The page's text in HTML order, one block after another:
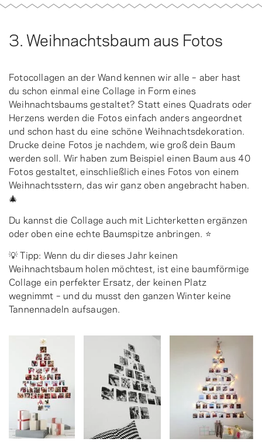
3. Weihnachtsbaum aus Fotos
Fotocollagen an der Wand kennen wir alle – aber hast
du schon einmal eine Collage in Form eines
Weihnachtsbaums gestaltet? Statt eines Quadrats oder
Herzens werden die Fotos einfach anders angeordnet
und schon hast du eine schöne Weihnachtsdekoration.
Drucke deine Fotos je nachdem, wie groß dein Baum
werden soll. Wir haben zum Beispiel einen Baum aus 40
Fotos gestaltet, einschließlich eines Fotos von einem
Weihnachtsstern, das wir ganz oben angebracht haben.
🎄
Du kannst die Collage auch mit Lichterketten ergänzen
oder oben eine echte Baumspitze anbringen. ⭐️
💡 Tipp: Wenn du dir dieses Jahr keinen
Weihnachtsbaum holen möchtest, ist eine baumförmige
Collage ein perfekter Ersatz, der keinen Platz
wegnimmt – und du musst den ganzen Winter keine
Tannennadeln aufsaugen.